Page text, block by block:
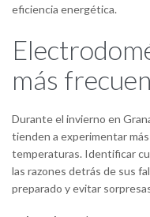
eficiencia energética.
más
Durante el invierno en
tienden a experimentar
temperaturas. Identificar
las razones detrás de sus
preparado y evitar